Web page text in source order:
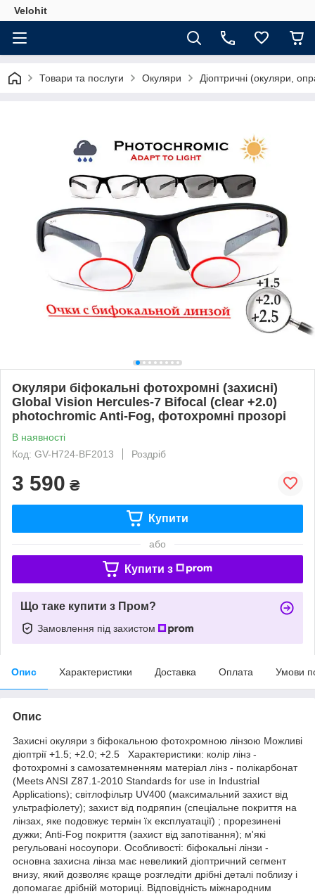
Velohit
Товари та послуги Окуляри Діоптричні (окуляри,
Окуляри біфокальні фотохромні (захисні)
Global Vision Hercules-7 Bifocal (clear +2.0)
photochromic Anti-Fog, фотохромні прозорі
В наявності
Код: GV-H724-BF2013
Роздріб
3 590 ₴
Купити
або
Купити з
Що таке купити з Пром?
Замовлення під захистом
Опис Характеристики Доставка Оплата Умови
Опис
Захисні окуляри з біфокальною фотохромною лінзою Можливі
діоптрії +1.5; +2.0; +2.5 Характеристики: колір лінз -
фотохромні з самозатемненням матеріал лінз - полікарбонат
(Meets ANSI Z87.1-2010 Standards for use in Industrial
Applications); світлофільтр UV400 (максимальний захист від
ультрафіолету); захист від подряпин (спеціальне покриття на
лінзах, яке подовжує термін їх експлуатації) ; прорезинені
дужки; Anti-Fog покриття (захист від запотівання); м'які
регульовані носоупори. Особливості: біфокальні лінзи -
основна захисна лінза має невеликий діоптричний сегмент
внизу, який дозволяє краще розгледіти дрібні деталі поблизу і
допомагає дрібній моториці. Відповідність міжнародним